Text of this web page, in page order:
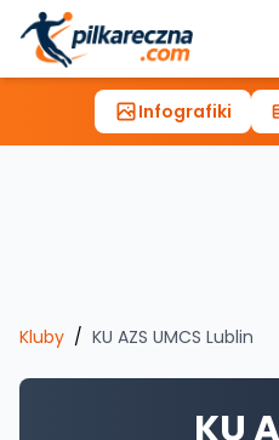
Infografiki
Kluby / KU AZS UMCS Lublin
KU